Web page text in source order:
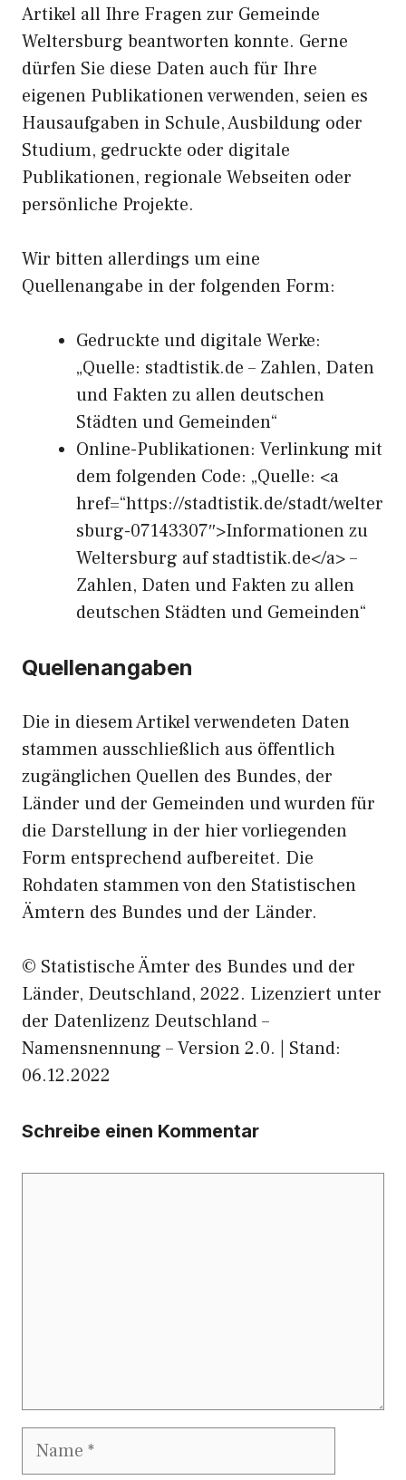
Artikel all Ihre Fragen zur Gemeinde
Weltersburg beantworten konnte. Gerne
dürfen Sie diese Daten auch für Ihre
eigenen Publikationen verwenden, seien es
Hausaufgaben in Schule, Ausbildung oder
Studium, gedruckte oder digitale
Publikationen, regionale Webseiten oder
persönliche Projekte.
Wir bitten allerdings um eine
Quellenangabe in der folgenden Form:
Gedruckte und digitale Werke:
„Quelle: stadtistik.de – Zahlen, Daten
und Fakten zu allen deutschen
Städten und Gemeinden“
Online-Publikationen: Verlinkung mit
dem folgenden Code: „Quelle: <a
href=“https://stadtistik.de/stadt/welter
sburg-07143307″>Informationen zu
Weltersburg auf stadtistik.de</a> –
Zahlen, Daten und Fakten zu allen
deutschen Städten und Gemeinden“
Quellenangaben
Die in diesem Artikel verwendeten Daten
stammen ausschließlich aus öffentlich
zugänglichen Quellen des Bundes, der
Länder und der Gemeinden und wurden für
die Darstellung in der hier vorliegenden
Form entsprechend aufbereitet. Die
Rohdaten stammen von den Statistischen
Ämtern des Bundes und der Länder.
© Statistische Ämter des Bundes und der
Länder, Deutschland, 2022. Lizenziert unter
der Datenlizenz Deutschland –
Namensnennung – Version 2.0. | Stand:
06.12.2022
Schreibe einen Kommentar
Name